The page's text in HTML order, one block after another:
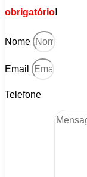
obrigatório!
Nome
Email
Telefone